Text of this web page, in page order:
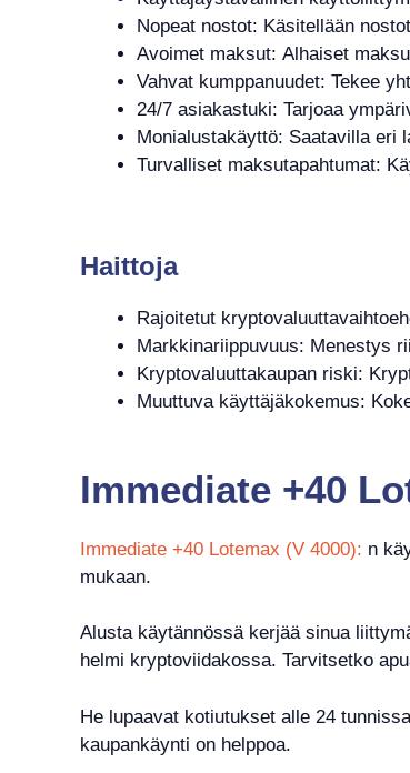
Nopeat nostot: Käsitellään
Avoimet maksut: Alhaiset
Vahvat kumppanuudet: Tekee
24/7 asiakastuki: Tarjoaa
Monialustakäyttö: Saatavilla eri
Turvalliset maksutapahtumat:
Haittoja
Rajoitetut
Markkinariippuvuus: Menestys
Kryptovaluuttakaupan riski:
Muuttuva käyttäjäkokemus:
Immediate +40
Immediate +40 Lotemax (V 4000): n
mukaan.
Alusta käytännössä kerjää sinua
helmi kryptoviidakossa. Tarvitsetko
He lupaavat kotiutukset alle 24
kaupankäynti on helppoa.